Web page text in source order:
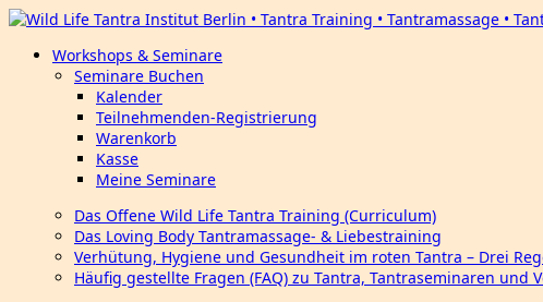
Workshops & Seminare
Seminare Buchen
Kalender
Teilnehmenden-Registrierung
Warenkorb
Kasse
Meine Seminare
Das Offene Wild Life Tantra Training (Curriculum)
Das Loving Body Tantramassage- & Liebestraining
Verhütung, Hygiene und Gesundheit im roten Tantra – Drei
Häufig gestellte Fragen (FAQ) zu Tantra, Tantraseminaren und